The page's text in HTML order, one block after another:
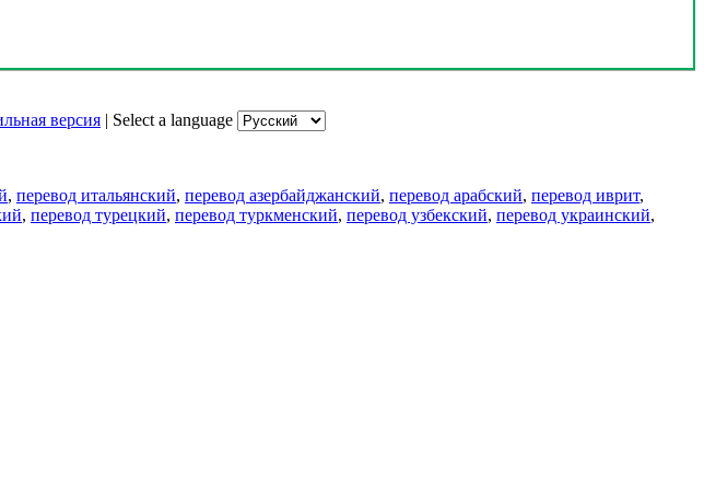
версия | Select a language
, перевод итальянский, перевод азербайджанский, перевод арабский, перевод иврит,
, перевод турецкий, перевод туркменский, перевод узбекский, перевод украинский,